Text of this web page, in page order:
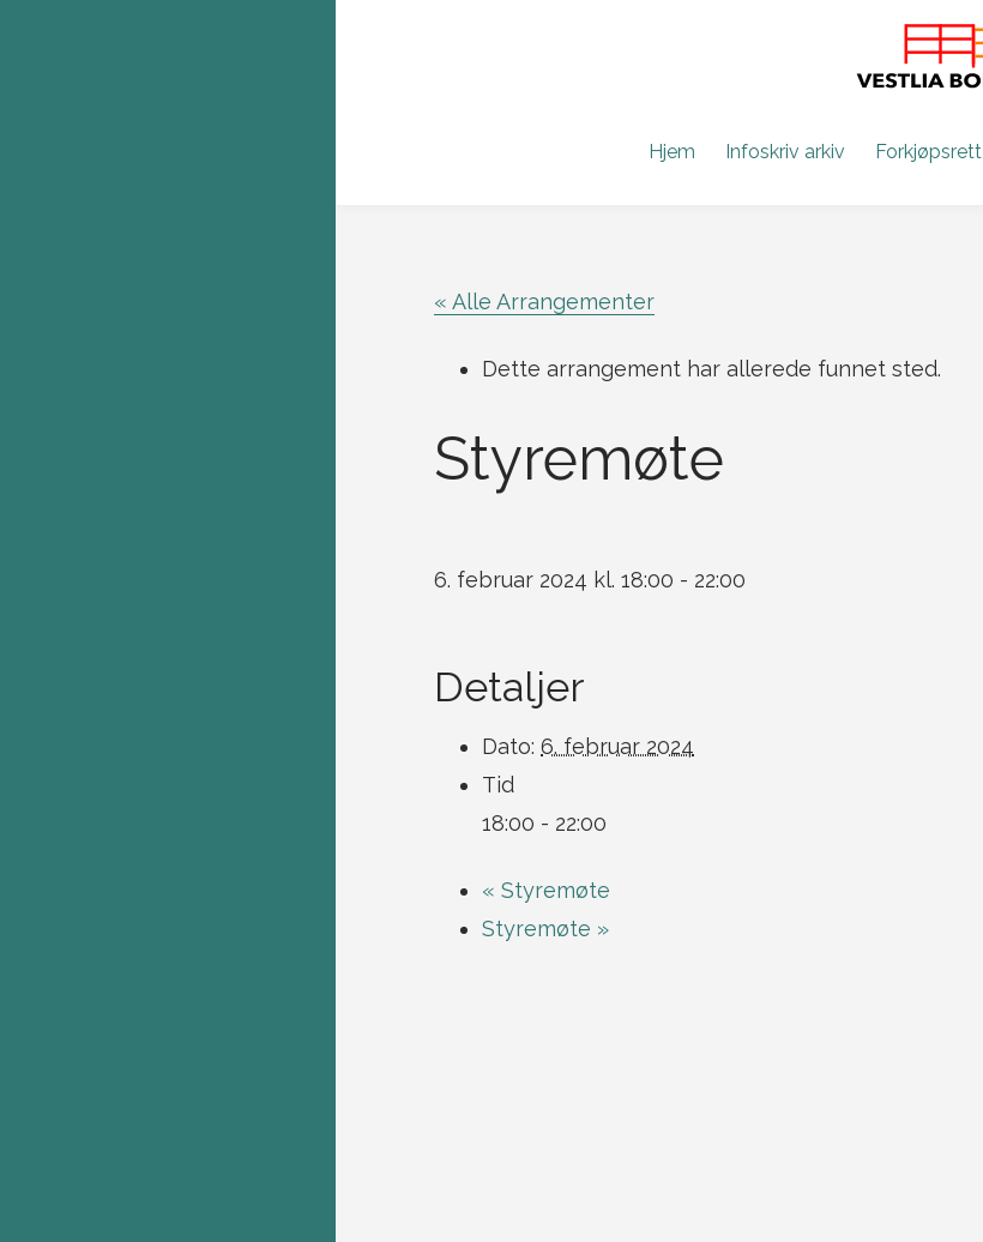
Hjem Infoskriv arkiv Forkjøpsrett
« Alle Arrangementer
Dette arrangement har allerede funnet sted.
Styremøte
6. februar 2024 kl. 18:00 - 22:00
Detaljer
Dato: 6. februar 2024
Tid
18:00 - 22:00
« Styremøte
Styremøte »